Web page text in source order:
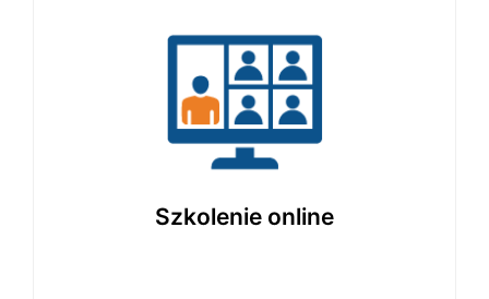
Szkolenie online
2 godziny
Zajęcia na żywo przez platformę
clickmeeting. Wygodna forma nauki
z możliwością interakcji z prowadzącym